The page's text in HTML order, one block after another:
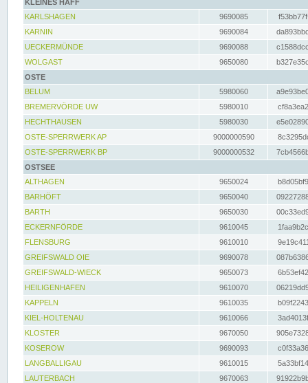
KLEINES HAFF
KARLSHAGEN
9690085
KARNIN
9690084
UECKERMÜNDE
9690088
WOLGAST
9650080
OSTE
BELUM
5980060
BREMERVÖRDE UW
5980010
HECHTHAUSEN
5980030
OSTE-SPERRWERK AP
9000000590
OSTE-SPERRWERK BP
9000000532
OSTSEE
ALTHAGEN
9650024
BARHÖFT
9650040
BARTH
9650030
ECKERNFÖRDE
9610045
FLENSBURG
9610010
GREIFSWALD OIE
9690078
GREIFSWALD-WIECK
9650073
HEILIGENHAFEN
9610070
KAPPELN
9610035
KIEL-HOLTENAU
9610066
KLOSTER
9670050
KOSEROW
9690093
LANGBALLIGAU
9610015
LAUTERBACH
9670063